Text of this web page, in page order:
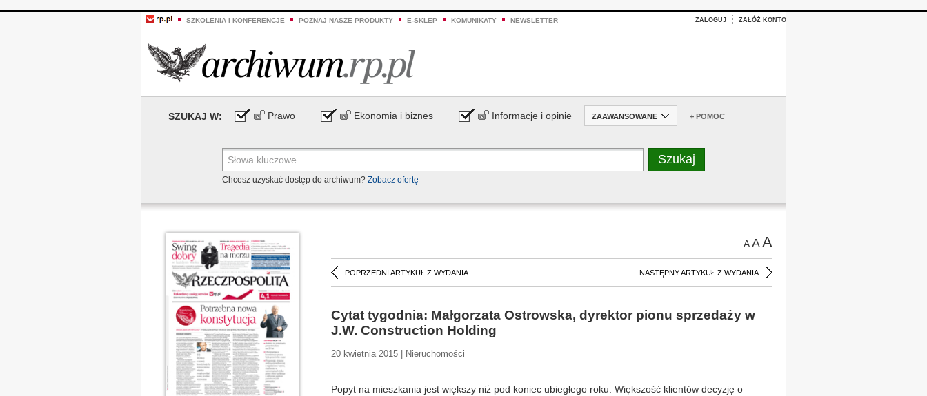
SZKOLENIA I KONFERENCJE POZNAJ NASZE PRODUKTY E-SKLEP KOMUNIKATY NEWSLETTER ZALOGUJ ZAŁÓŻ KONTO
SZUKAJ W: Prawo Ekonomia i biznes Informacje i opinie ZAAWANSOWANE + POMOC
Chcesz uzyskać dostęp do archiwum? Zobacz ofertę
AAA
POPRZEDNI ARTYKUŁ Z WYDANIA NASTĘPNY ARTYKUŁ Z WYDANIA
Cytat tygodnia: Małgorzata Ostrowska, dyrektor pionu sprzedaży w
J.W. Construction Holding
20 kwietnia 2015 | Nieruchomości
Popyt na mieszkania jest większy niż pod koniec ubiegłego roku. Większość klientów decyzję o